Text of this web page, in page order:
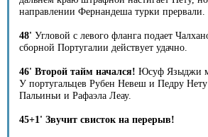
направлении Фернандеша турки прервали.
48' Угловой с левого фланга подает
сборной Португалии действует удачно.
46' Второй тайм начался! Юсуф Языджи
У португальцев Рубен Невеш и Педру
Пальиньи и Рафаэла Леау.
45+1' Звучит свисток на перерыв!